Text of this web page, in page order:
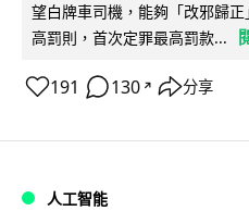
望白牌車司機，能夠「改邪歸
高罰則，首次定罪最高罰款...
191 130 ↗ 分享
人工智能